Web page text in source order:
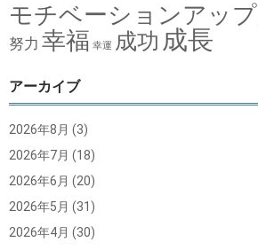
モチベーションアップ
努力 幸福 幸運 成功 成長
アーカイブ
2026年8月 (3)
2026年7月 (18)
2026年6月 (20)
2026年5月 (31)
2026年4月 (30)